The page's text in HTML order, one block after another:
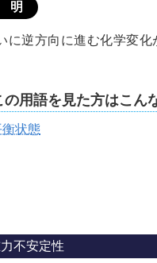
明
に逆方向に進む化学変化
の用語を見た方はこん
衡状態
不安定性